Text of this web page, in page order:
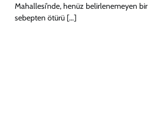
Mahallesi’nde, henüz belirlenemeyen bir
sebepten ötürü […]